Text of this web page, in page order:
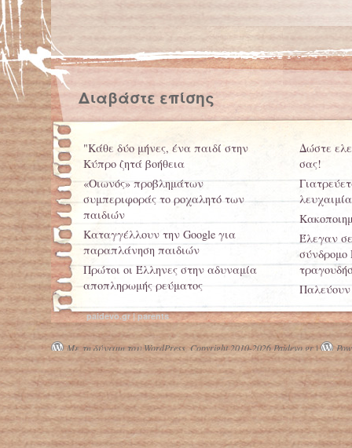
Διαβάστε επίσης
"Κάθε δύο μήνες, ένα παιδί στην
Κύπρο ζητά βοήθεια
«Οιωνός» προβλημάτων
συμπεριφοράς το ροχαλητό των
παιδιών
Καταγγέλλουν την Google για
παραπλάνηση παιδιών
Πρώτοι οι Έλληνες στην αδυναμία
αποπληρωμής ρεύματος
Εκμετάλλευση παιδιών – Σπαρακτική
εικόνα στα Τρίκαλα…
Δώστε
σας!
Έλεγαν
σύνδρομο
Παλεύουν
paidevo.gr | parents
Με τη δύναμη του WordPress. Copyright 2010-2026 Paidevo.gr |